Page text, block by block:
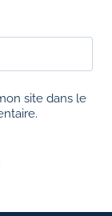
site dans le